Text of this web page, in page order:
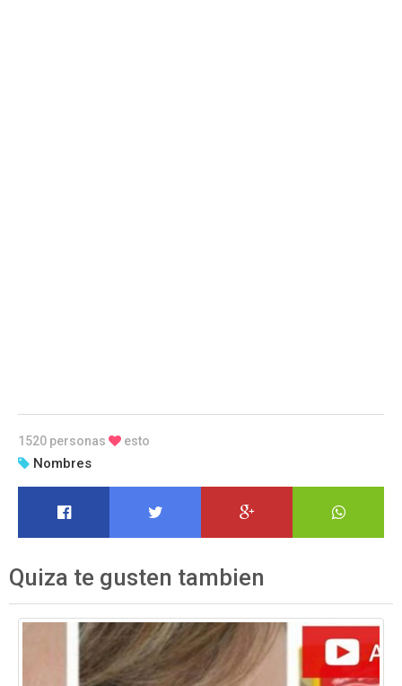
1520 personas esto
Nombres
Quiza te gusten tambien